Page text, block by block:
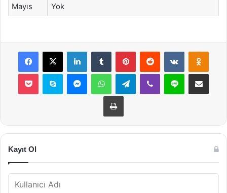
Mayıs Yok
Facebook
X LinkedInTumblr PinterestReddit VKontakte
Pocket Skype MessengerWhatsAppTelegramViber Line E-Posta ile
Yazdır
Kayıt Ol